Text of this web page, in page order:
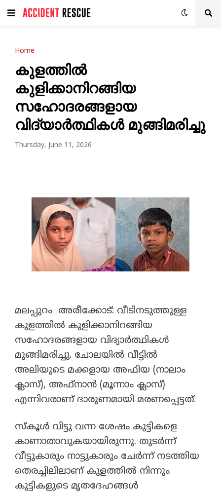
Home
കുളത്തിൽ
കുളിക്കാനിറങ്ങിയ
സഹോദരങ്ങളായ
വിദ്യാർത്ഥികൾ മുങ്ങിമരിച്ചു
Thursday, June 11, 2026
മലപ്പുറം അരീക്കോട്: വീടിനടുത്തുള്ള
കുളത്തിൽ കുളിക്കാനിറങ്ങിയ
സഹോദരങ്ങളായ വിദ്യാർത്ഥികൾ
മുങ്ങിമരിച്ചു. ചോലയിൽ വീട്ടിൽ
അലിയുടെ മക്കളായ അഫിയ (നാലാം
ക്ലാസ്), അഫ്നാൻ (മൂന്നാം ക്ലാസ്)
എന്നിവരാണ് ദാരുണമായി മരണപ്പെട്ടത്.
​സ്കൂൾ വിട്ടു വന്ന ശേഷം കുട്ടികളെ
കാണാതാവുകയായിരുന്നു. തുടർന്ന്
വീട്ടുകാരും നാട്ടുകാരും ചേർന്ന് നടത്തിയ
തെരച്ചിലിലാണ് കുളത്തിൽ നിന്നും
കുട്ടികളുടെ മൃതദേഹങ്ങൾ